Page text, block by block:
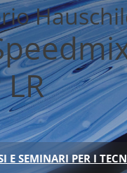
E SEMINARI PER I